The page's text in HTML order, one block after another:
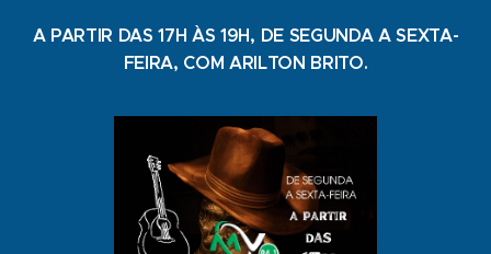
A PARTIR DAS 17H ÀS 19H, DE SEGUNDA A SEXTA-
FEIRA, COM ARILTON BRITO.